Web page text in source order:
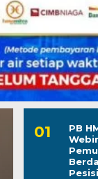
PB